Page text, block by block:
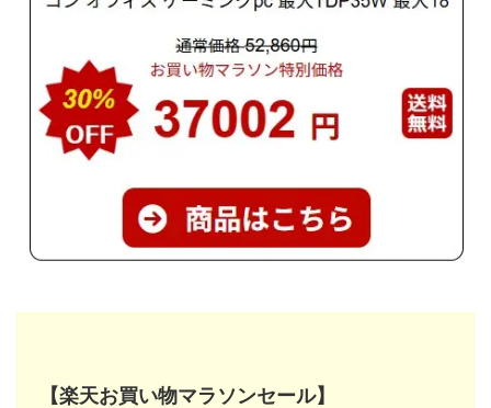
【楽天お買い物マラソンセール】